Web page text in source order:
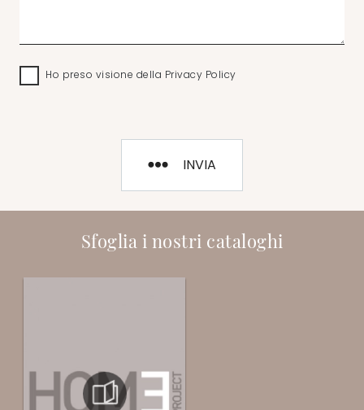
Sfoglia i nostri cataloghi
Ho preso visione della Privacy Policy
INVIA